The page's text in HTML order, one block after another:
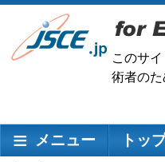
メ
ン
このサ
術者のた
メインナビゲーション
メニュー トッ